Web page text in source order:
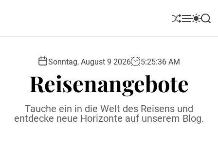
S
l
M S
o
r
S
Sonntag, August 9 2026 5:25:38 AM
Reisenangebote
Tauche ein in die Welt des Reisens und
entdecke neue Horizonte auf unserem Blog.